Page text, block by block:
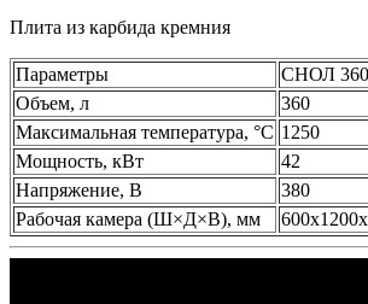
Плита из карбида кремния
Параметры
СНОЛ
Объем, л
360
Максимальная температура, °C 1250
Мощность, кВт
42
Напряжение, В
380
Рабочая камера (Ш×Д×В), мм